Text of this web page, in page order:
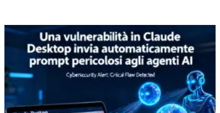
Una
vulnerabilità
Claude
Desktop
invia